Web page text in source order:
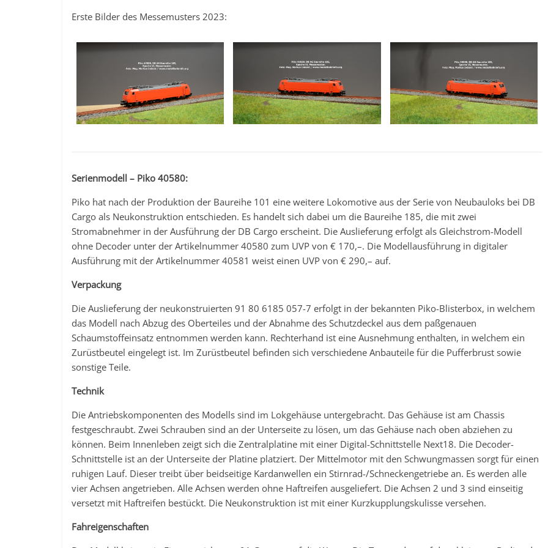
Erste Bilder des Messemusters 2023:
Serienmodell – Piko 40580:
Piko hat nach der Produktion der Baureihe 101 eine weitere Lokomotive aus der Serie von Neubauloks bei DB
Cargo als Neukonstruktion entschieden. Es handelt sich dabei um die Baureihe 185, die mit zwei
Stromabnehmer in der Ausführung der DB Cargo erscheint. Die Auslieferung erfolgt als Gleichstrom-Modell
ohne Decoder unter der Artikelnummer 40580 zum UVP von € 170,–. Die Modellausführung in digitaler
Ausführung mit der Artikelnummer 40581 weist einen UVP von € 290,– auf.
Verpackung
Die Auslieferung der neukonstruierten 91 80 6185 057-7 erfolgt in der bekannten Piko-Blisterbox, in welchem
das Modell nach Abzug des Oberteiles und der Abnahme des Schutzdeckel aus dem paßgenauen
Schaumstoffeinsatz entnommen werden kann. Rechterhand ist eine Ausnehmung enthalten, in welchem ein
Zurüstbeutel eingelegt ist. Im Zurüstbeutel befinden sich verschiedene Anbauteile für die Pufferbrust sowie
sonstige Teile.
Technik
Die Antriebskomponenten des Modells sind im Lokgehäuse untergebracht. Das Gehäuse ist am Chassis
festgeschraubt. Zwei Schrauben sind an der Unterseite zu lösen, um das Gehäuse nach oben abziehen zu
können. Beim Innenleben zeigt sich die Zentralplatine mit einer Digital-Schnittstelle Next18. Die Decoder-
Schnittstelle ist an der Unterseite der Platine platziert. Der Mittelmotor mit den Schwungmassen sorgt für einen
ruhigen Lauf. Dieser treibt über beidseitige Kardanwellen ein Stirnrad-/Schneckengetriebe an. Es werden alle
vier Achsen angetrieben. Alle Achsen werden ohne Haftreifen ausgeliefert. Die Achsen 2 und 3 sind einseitig
versetzt mit Haftreifen bestückt. Die Neukonstruktion ist mit einer Kurzkupplungskulisse versehen.
Fahreigenschaften